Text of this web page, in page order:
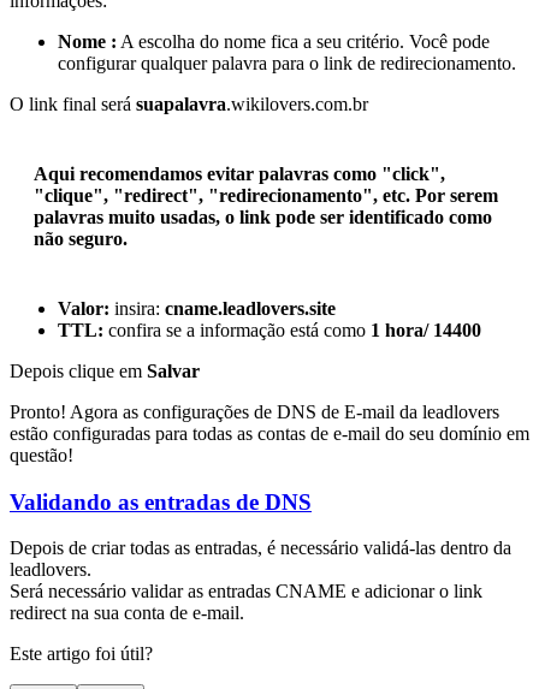
Nome : A escolha do nome fica a seu critério. Você pode
configurar qualquer palavra para o link de redirecionamento.
O link final será suapalavra.wikilovers.com.br
Aqui recomendamos evitar palavras como "click",
"clique", "redirect", "redirecionamento", etc. Por serem
palavras muito usadas, o link pode ser identificado como
não seguro.
Valor: insira: cname.leadlovers.site
TTL: confira se a informação está como 1 hora/ 14400
Depois clique em Salvar
Pronto! Agora as configurações de DNS de E-mail da leadlovers
estão configuradas para todas as contas de e-mail do seu domínio em
questão!
Validando as entradas de DNS
Depois de criar todas as entradas, é necessário validá-las dentro da
leadlovers.
Será necessário validar as entradas CNAME e adicionar o link
redirect na sua conta de e-mail.
Este artigo foi útil?